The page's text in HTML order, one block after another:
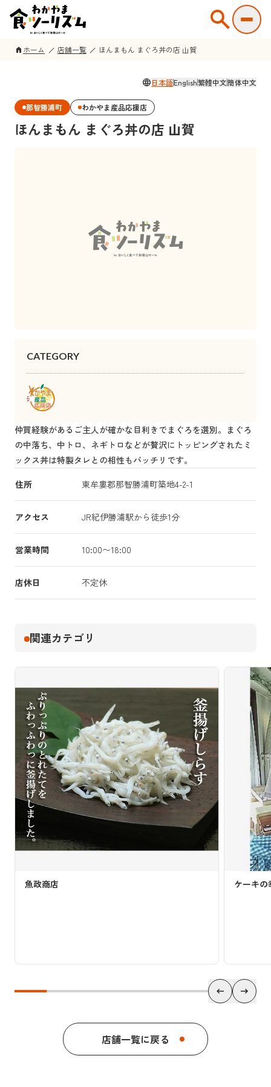
search
home ホーム 店舗一覧 ほんまもん まぐろ丼の店 山賀
language日本語English繁體中文簡体中文
那智勝浦町 わかやま産品応援店
ほんまもん まぐろ丼の店 山賀
CATEGORY
仲買経験があるご主人が確かな目利きでまぐろを選別。まぐろ
の中落ち、中トロ、ネギトロなどが贅沢にトッピングされたミ
ックス丼は特製タレとの相性もバッチリです。
住所
東牟婁郡那智勝浦町築地4-2-1
アクセス JR紀伊勝浦駅から徒歩1分
営業時間 10:00〜18:00
店休日 不定休
関連カテゴリ
魚政商店 ケーキの
店舗一覧に戻る